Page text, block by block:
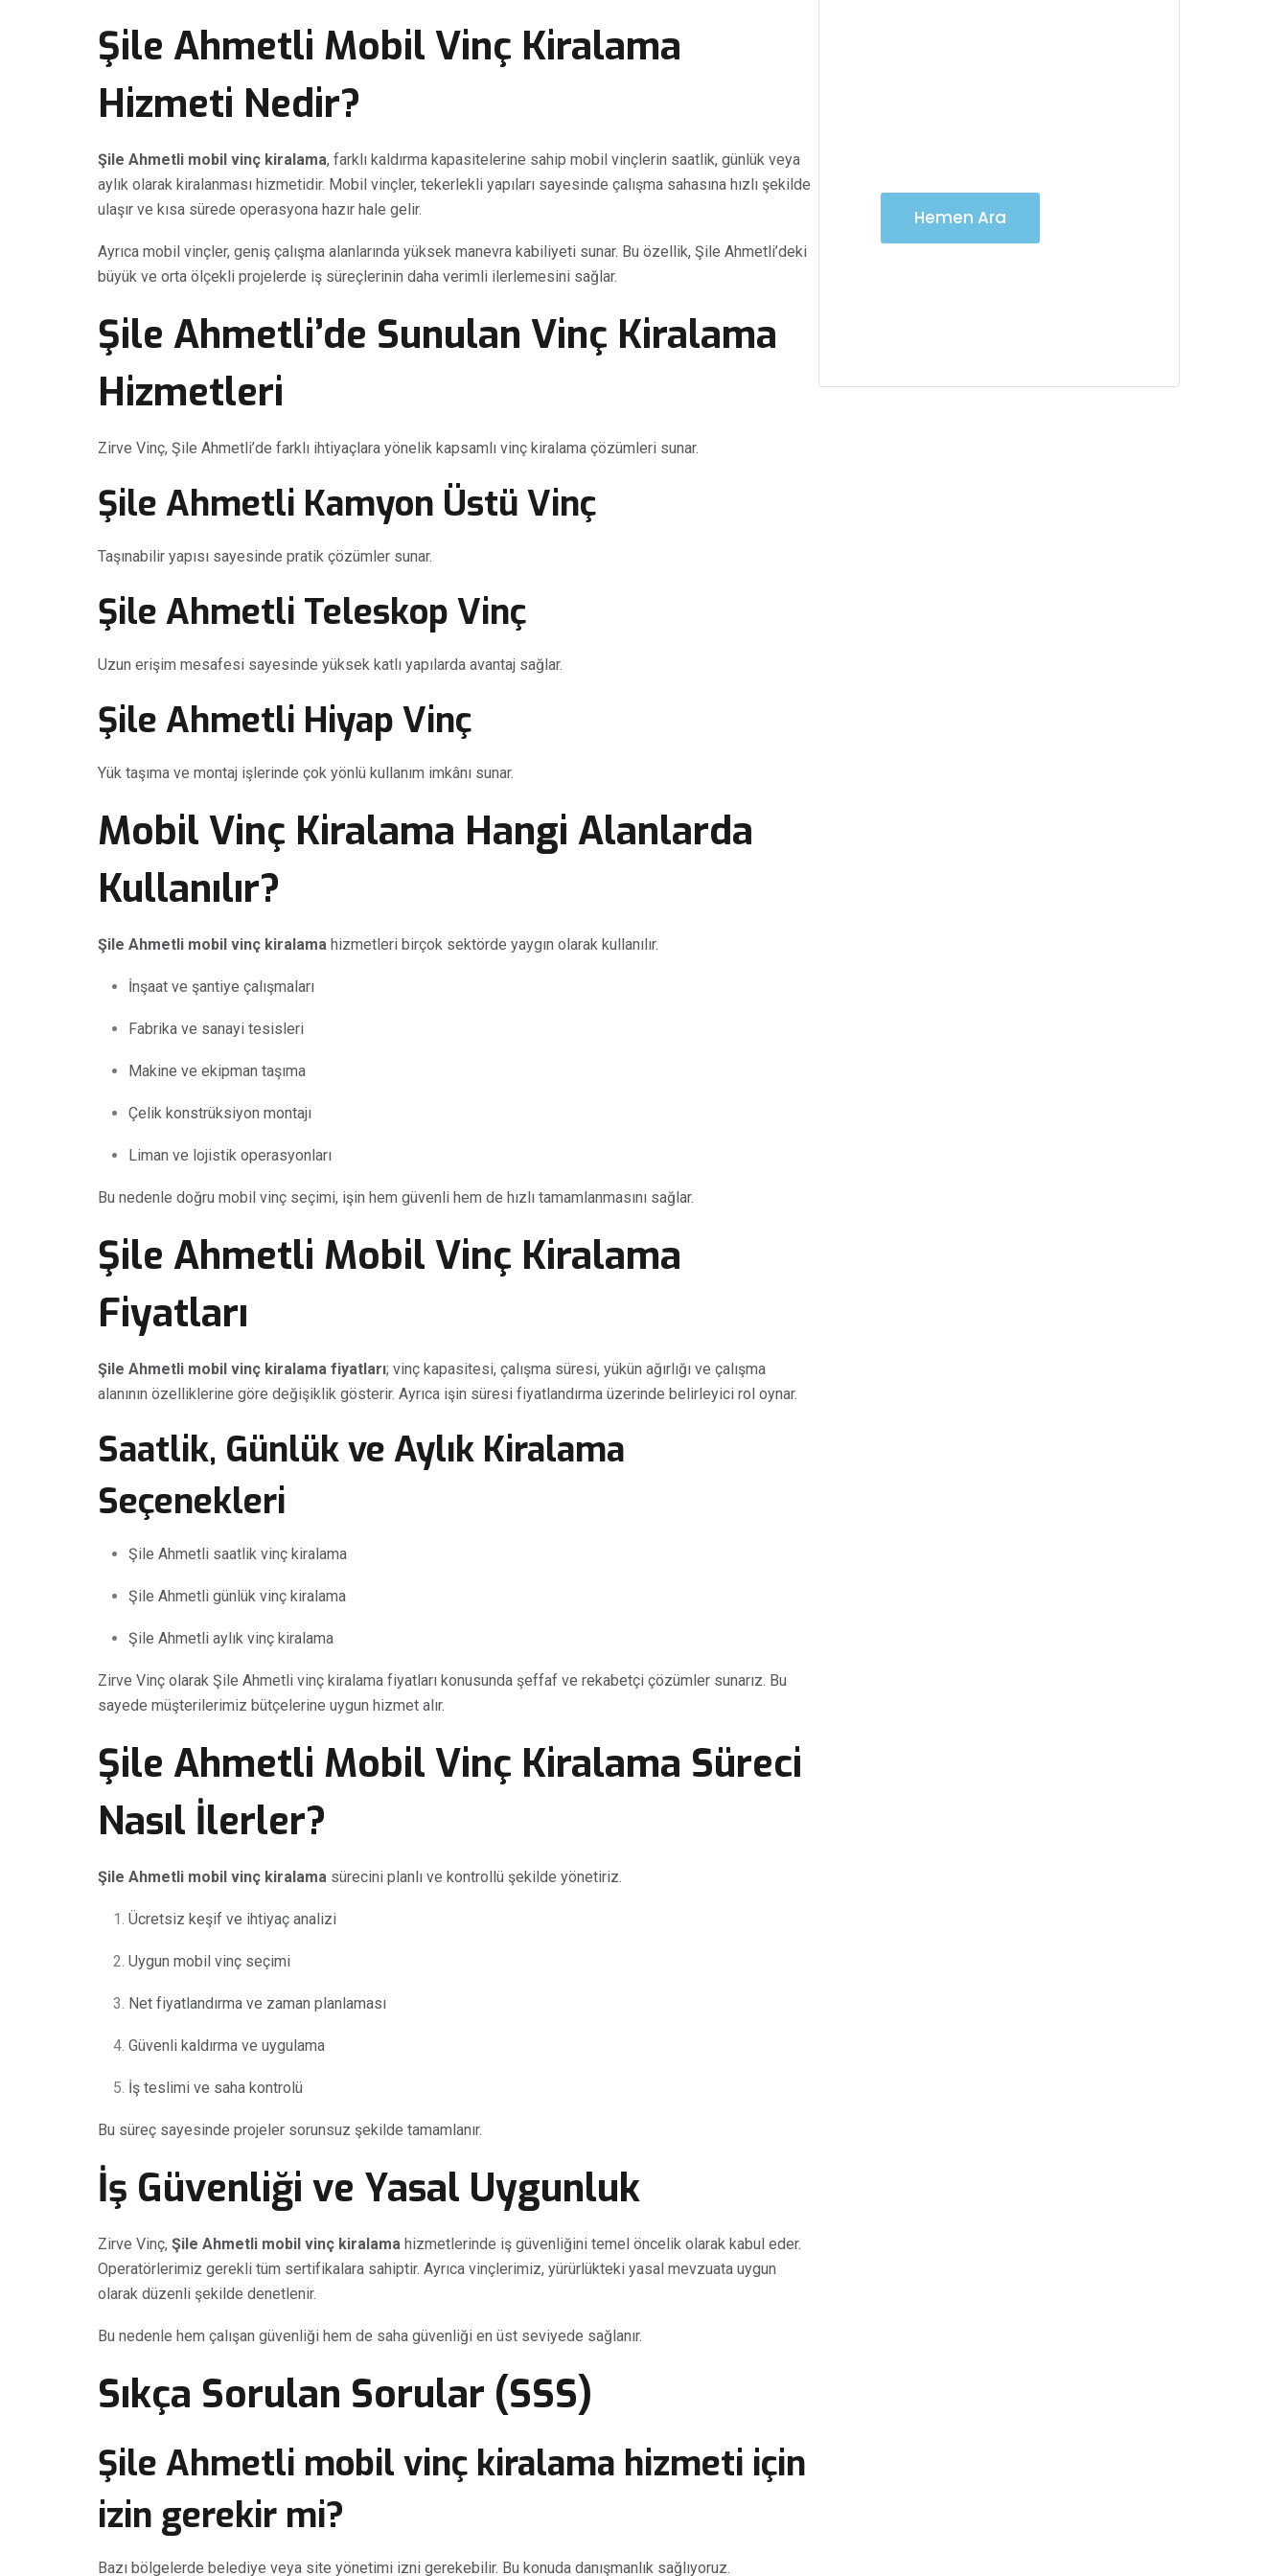
Şile Ahmetli Mobil Vinç Kiralama
Hizmeti Nedir?
Şile Ahmetli mobil vinç kiralama, farklı kaldırma kapasitelerine sahip mobil vinçlerin saatlik, günlük veya
aylık olarak kiralanması hizmetidir. Mobil vinçler, tekerlekli yapıları sayesinde çalışma sahasına hızlı şekilde
ulaşır ve kısa sürede operasyona hazır hale gelir.
Ayrıca mobil vinçler, geniş çalışma alanlarında yüksek manevra kabiliyeti sunar. Bu özellik, Şile Ahmetli’deki
büyük ve orta ölçekli projelerde iş süreçlerinin daha verimli ilerlemesini sağlar.
Şile Ahmetli’de Sunulan Vinç Kiralama
Hizmetleri
Zirve Vinç, Şile Ahmetli’de farklı ihtiyaçlara yönelik kapsamlı vinç kiralama çözümleri sunar.
Şile Ahmetli Kamyon Üstü Vinç
Taşınabilir yapısı sayesinde pratik çözümler sunar.
Şile Ahmetli Teleskop Vinç
Uzun erişim mesafesi sayesinde yüksek katlı yapılarda avantaj sağlar.
Şile Ahmetli Hiyap Vinç
Yük taşıma ve montaj işlerinde çok yönlü kullanım imkânı sunar.
Mobil Vinç Kiralama Hangi Alanlarda
Kullanılır?
Şile Ahmetli mobil vinç kiralama hizmetleri birçok sektörde yaygın olarak kullanılır.
İnşaat ve şantiye çalışmaları
Fabrika ve sanayi tesisleri
Makine ve ekipman taşıma
Çelik konstrüksiyon montajı
Liman ve lojistik operasyonları
Bu nedenle doğru mobil vinç seçimi, işin hem güvenli hem de hızlı tamamlanmasını sağlar.
Şile Ahmetli Mobil Vinç Kiralama
Fiyatları
Şile Ahmetli mobil vinç kiralama fiyatları; vinç kapasitesi, çalışma süresi, yükün ağırlığı ve çalışma
alanının özelliklerine göre değişiklik gösterir. Ayrıca işin süresi fiyatlandırma üzerinde belirleyici rol oynar.
Saatlik, Günlük ve Aylık Kiralama
Seçenekleri
Şile Ahmetli saatlik vinç kiralama
Şile Ahmetli günlük vinç kiralama
Şile Ahmetli aylık vinç kiralama
Zirve Vinç olarak Şile Ahmetli vinç kiralama fiyatları konusunda şeffaf ve rekabetçi çözümler sunarız. Bu
sayede müşterilerimiz bütçelerine uygun hizmet alır.
Şile Ahmetli Mobil Vinç Kiralama Süreci
Nasıl İlerler?
Şile Ahmetli mobil vinç kiralama sürecini planlı ve kontrollü şekilde yönetiriz.
Ücretsiz keşif ve ihtiyaç analizi
Uygun mobil vinç seçimi
Net fiyatlandırma ve zaman planlaması
Güvenli kaldırma ve uygulama
İş teslimi ve saha kontrolü
Bu süreç sayesinde projeler sorunsuz şekilde tamamlanır.
İş Güvenliği ve Yasal Uygunluk
Zirve Vinç, Şile Ahmetli mobil vinç kiralama hizmetlerinde iş güvenliğini temel öncelik olarak kabul eder.
Operatörlerimiz gerekli tüm sertifikalara sahiptir. Ayrıca vinçlerimiz, yürürlükteki yasal mevzuata uygun
olarak düzenli şekilde denetlenir.
Bu nedenle hem çalışan güvenliği hem de saha güvenliği en üst seviyede sağlanır.
Sıkça Sorulan Sorular (SSS)
Şile Ahmetli mobil vinç kiralama hizmeti için
izin gerekir mi?
Bazı bölgelerde belediye veya site yönetimi izni gerekebilir. Bu konuda danışmanlık sağlıyoruz.
Hemen Ara